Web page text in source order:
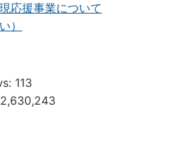
応援事業について
）
113
2,630,243